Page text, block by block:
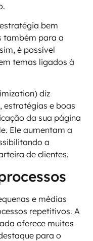
bem
também para a
é possível
temas ligados à
diz
estratégias e boas
da sua página
Ele aumentam a
a
de clientes.
e médias
repetitivos. A
oferece muitos
para o